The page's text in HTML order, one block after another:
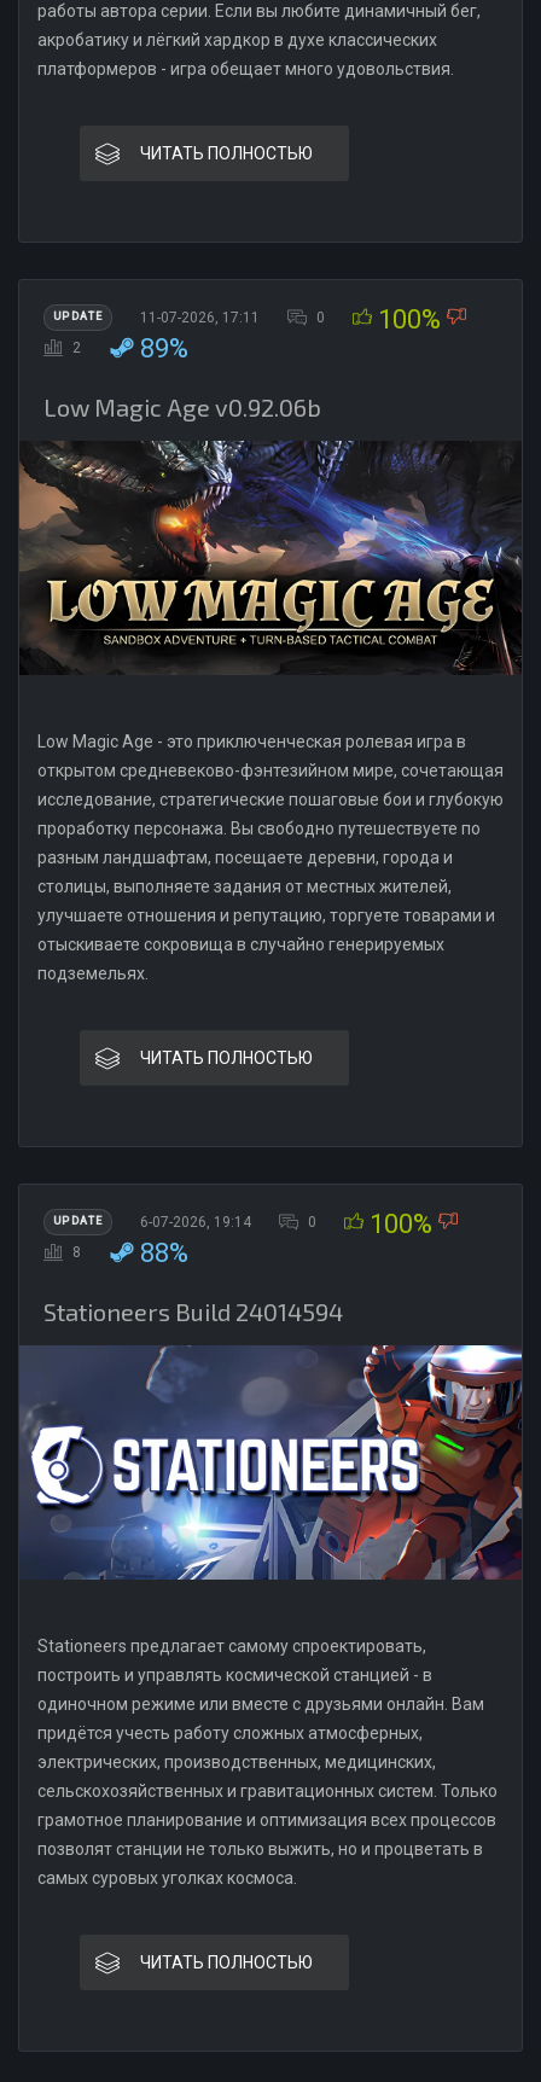
работы автора серии. Если вы любите динамичный бег,
акробатику и лёгкий хардкор в духе классических
платформеров - игра обещает много удовольствия.
ЧИТАТЬ ПОЛНОСТЬЮ
UPDATE 11-07-2026, 17:11 0 100%
2 89%
Low Magic Age v0.92.06b
Low Magic Age - это приключенческая ролевая игра в
открытом средневеково-фэнтезийном мире, сочетающая
исследование, стратегические пошаговые бои и глубокую
проработку персонажа. Вы свободно путешествуете по
разным ландшафтам, посещаете деревни, города и
столицы, выполняете задания от местных жителей,
улучшаете отношения и репутацию, торгуете товарами и
отыскиваете сокровища в случайно генерируемых
подземельях.
ЧИТАТЬ ПОЛНОСТЬЮ
UPDATE 6-07-2026, 19:14 0 100%
8 88%
Stationeers Build 24014594
Stationeers предлагает самому спроектировать,
построить и управлять космической станцией - в
одиночном режиме или вместе с друзьями онлайн. Вам
придётся учесть работу сложных атмосферных,
электрических, производственных, медицинских,
сельскохозяйственных и гравитационных систем. Только
грамотное планирование и оптимизация всех процессов
позволят станции не только выжить, но и процветать в
самых суровых уголках космоса.
ЧИТАТЬ ПОЛНОСТЬЮ